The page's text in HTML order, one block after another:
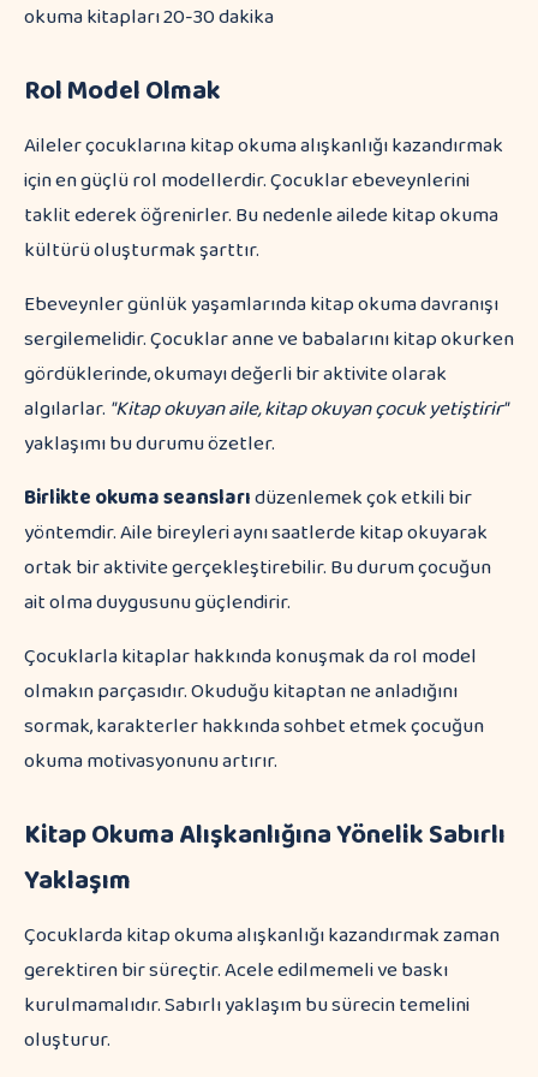
okuma kitapları 20-30 dakika
Rol Model Olmak
Aileler çocuklarına kitap okuma alışkanlığı kazandırmak
için en güçlü rol modellerdir. Çocuklar ebeveynlerini
taklit ederek öğrenirler. Bu nedenle ailede kitap okuma
kültürü oluşturmak şarttır.
Ebeveynler günlük yaşamlarında kitap okuma davranışı
sergilemelidir. Çocuklar anne ve babalarını kitap okurken
gördüklerinde, okumayı değerli bir aktivite olarak
algılarlar. "Kitap okuyan aile, kitap okuyan çocuk yetiştirir"
yaklaşımı bu durumu özetler.
Birlikte okuma seanslarıdüzenlemek çok etkili bir
yöntemdir. Aile bireyleri aynı saatlerde kitap okuyarak
ortak bir aktivite gerçekleştirebilir. Bu durum çocuğun
ait olma duygusunu güçlendirir.
Çocuklarla kitaplar hakkında konuşmak da rol model
olmakın parçasıdır. Okuduğu kitaptan ne anladığını
sormak, karakterler hakkında sohbet etmek çocuğun
okuma motivasyonunu artırır.
Kitap Okuma Alışkanlığına Yönelik Sabırlı
Yaklaşım
Çocuklarda kitap okuma alışkanlığı kazandırmak zaman
gerektiren bir süreçtir. Acele edilmemeli ve baskı
kurulmamalıdır. Sabırlı yaklaşım bu sürecin temelini
oluşturur.